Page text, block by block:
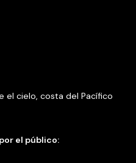
el cielo, costa del Pacífico
el público: